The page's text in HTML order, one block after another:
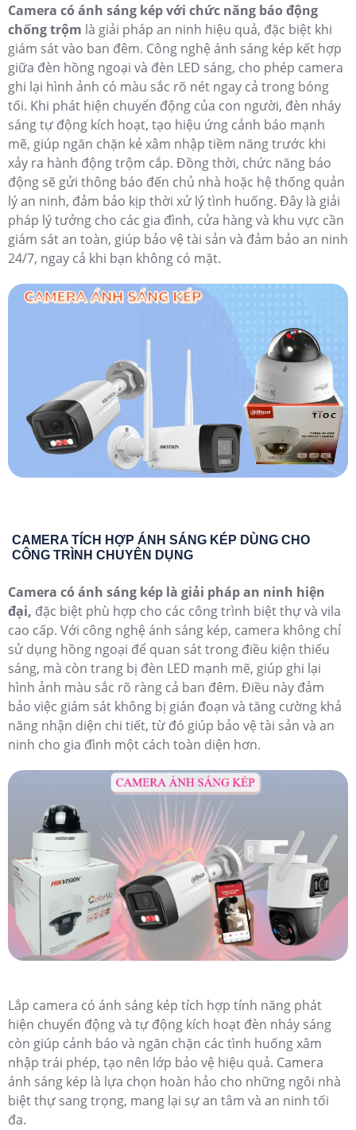
Camera có ánh sáng kép với chức năng báo động
chống trộm là giải pháp an ninh hiệu quả, đặc biệt khi
giám sát vào ban đêm. Công nghệ ánh sáng kép kết hợp
giữa đèn hồng ngoại và đèn LED sáng, cho phép camera
ghi lại hình ảnh có màu sắc rõ nét ngay cả trong bóng
tối. Khi phát hiện chuyển động của con người, đèn nháy
sáng tự động kích hoạt, tạo hiệu ứng cảnh báo mạnh
mẽ, giúp ngăn chặn kẻ xâm nhập tiềm năng trước khi
xảy ra hành động trộm cắp. Đồng thời, chức năng báo
động sẽ gửi thông báo đến chủ nhà hoặc hệ thống quản
lý an ninh, đảm bảo kịp thời xử lý tình huống. Đây là giải
pháp lý tưởng cho các gia đình, cửa hàng và khu vực cần
giám sát an toàn, giúp bảo vệ tài sản và đảm bảo an ninh
24/7, ngay cả khi bạn không có mặt.
CAMERA TÍCH HỢP ÁNH SÁNG KÉP DÙNG CHO
CÔNG TRÌNH CHUYÊN DỤNG
Camera có ánh sáng kép là giải pháp an ninh hiện
đại, đặc biệt phù hợp cho các công trình biệt thự và vila
cao cấp. Với công nghệ ánh sáng kép, camera không chỉ
sử dụng hồng ngoại để quan sát trong điều kiện thiếu
sáng, mà còn trang bị đèn LED mạnh mẽ, giúp ghi lại
hình ảnh màu sắc rõ ràng cả ban đêm. Điều này đảm
bảo việc giám sát không bị gián đoạn và tăng cường khả
năng nhận diện chi tiết, từ đó giúp bảo vệ tài sản và an
ninh cho gia đình một cách toàn diện hơn.
Lắp camera có ánh sáng kép tích hợp tính năng phát
hiện chuyển động và tự động kích hoạt đèn nháy sáng
còn giúp cảnh báo và ngăn chặn các tình huống xâm
nhập trái phép, tạo nên lớp bảo vệ hiệu quả. Camera
ánh sáng kép là lựa chọn hoàn hảo cho những ngôi nhà
biệt thự sang trọng, mang lại sự an tâm và an ninh tối
đa.